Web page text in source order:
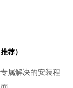
荐）
属解决的安装程